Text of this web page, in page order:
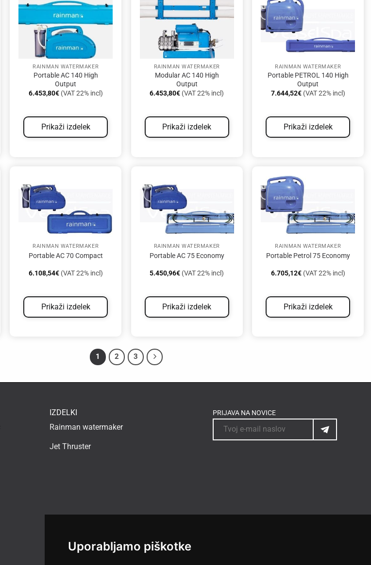
Uporabljamo piškotke
RAINMAN WATERMAKER
Portable AC 140 High
Output
6.453,80€(VAT 22% incl)
Prikaži izdelek
RAINMAN WATERMAKER
Modular AC 140 High
Output
6.453,80€ (VAT 22% incl)
Prikaži izdelek
RAINMAN WATERMAKER
Portable PETROL 140 High
Output
7.644,52€(VAT 22% incl)
Prikaži izdelek
RAINMAN WATERMAKER
Portable AC 70 Compact
6.108,54€(VAT 22% incl)
Prikaži izdelek
RAINMAN WATERMAKER
Portable AC 75 Economy
5.450,96€ (VAT 22% incl)
Prikaži izdelek
RAINMAN WATERMAKER
Portable Petrol 75 Economy
6.705,12€(VAT 22% incl)
Prikaži izdelek
1 2 3
IZDELKI
Rainman watermaker
Jet Thruster
PRIJAVA NA NOVICE